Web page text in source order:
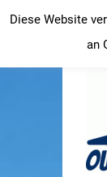
Inhalt
Diese Website
an